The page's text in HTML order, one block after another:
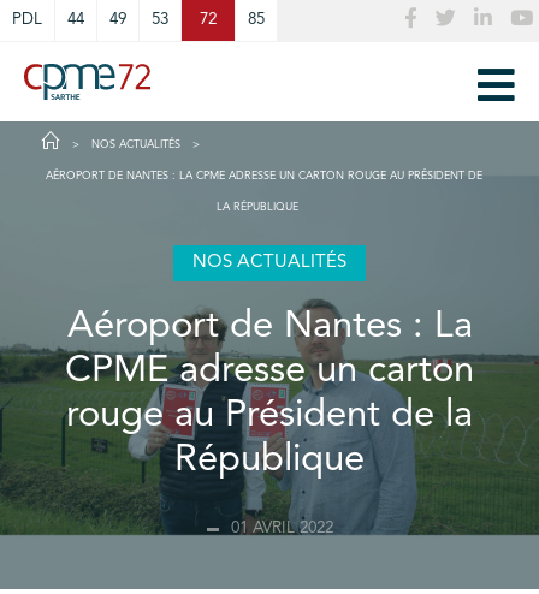
PDL 44 49 53 72 85
NOS ACTUALITÉS
AÉROPORT DE NANTES : LA CPME ADRESSE UN CARTON ROUGE AU PRÉSIDENT DE
LA RÉPUBLIQUE
NOS ACTUALITÉS
Aéroport de Nantes : La
CPME adresse un carton
rouge au Président de la
République
01 AVRIL 2022
Cookies management panel